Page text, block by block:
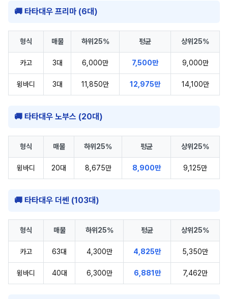
🚚 타타대우 프리마 (6대)
형식 매물 하위25% 평균 상위25%
카고 3대 6,000만 7,500만 9,000만
윙바디 3대 11,850만 12,975만 14,100만
🚚 타타대우 노부스 (20대)
형식 매물 하위25% 평균 상위25%
윙바디 20대 8,675만 8,900만 9,125만
🚚 타타대우 더쎈 (103대)
형식 매물 하위25% 평균 상위25%
카고 63대 4,300만 4,825만 5,350만
윙바디 40대 6,300만 6,881만 7,462만